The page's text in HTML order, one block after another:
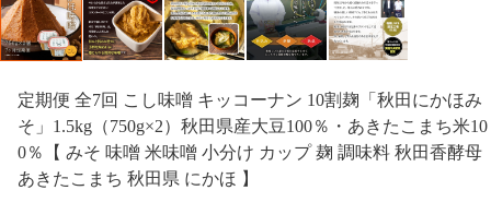
定期便 全7回 こし味噌 キッコーナン 10割麹「秋田にかほみ
そ」1.5kg（750g×2）秋田県産大豆100％・あきたこまち米10
0％【 みそ 味噌 米味噌 小分け カップ 麹 調味料 秋田香酵母
あきたこまち 秋田県 にかほ 】